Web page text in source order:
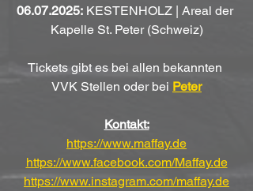
06.07.2025: KESTENHOLZ | Areal der
Kapelle St. Peter (Schweiz)
Tickets gibt es bei allen bekannten
VVK Stellen oder bei Peter
Kontakt:
https://www.maffay.de
https://www.facebook.com/Maffay.de
https://www.instagram.com/maffay.de